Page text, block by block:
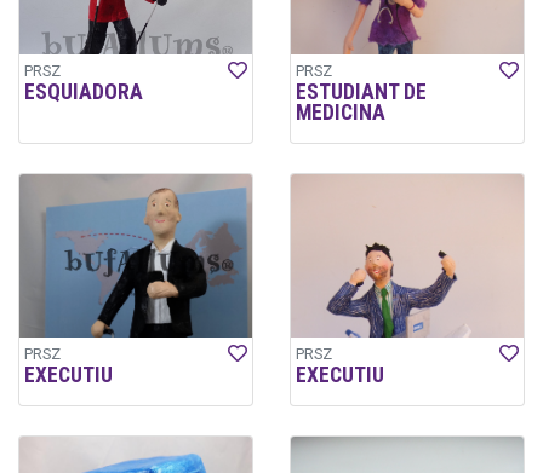
PRSZ
ESQUIADORA
PRSZ
ESTUDIANT DE
MEDICINA
PRSZ
EXECUTIU
PRSZ
EXECUTIU